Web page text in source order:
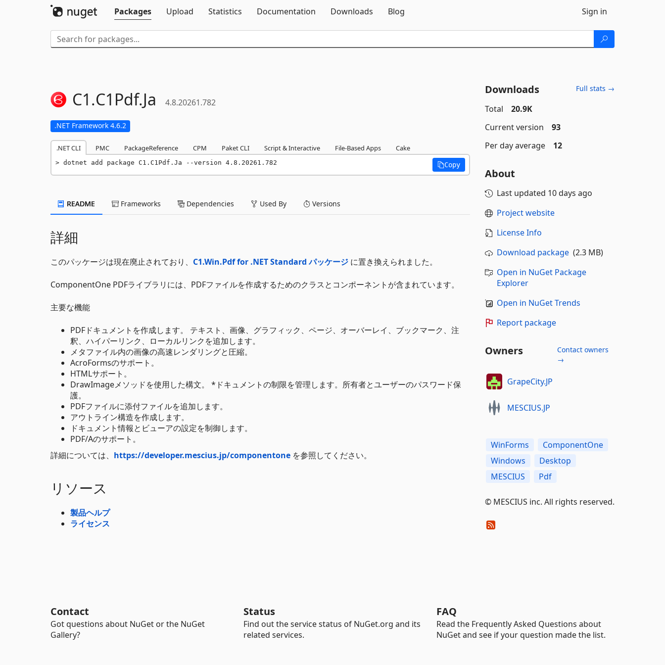
Packages
Upload Statistics Documentation Downloads Blog Sign in
C1.C1Pdf.Ja 4.8.20261.782
.NET Framework 4.6.2
.NET CLI PMC PackageReference CPM Paket CLI Script & Interactive File-Based Apps Cake
dotnet add package C1.C1Pdf.Ja --version 4.8.20261.782 Copy
README Frameworks Dependencies Used By Versions
詳細
このパッケージは現在廃止されており、 C1.Win.Pdf for .NET Standard パッケージ に置き換えられました。
ComponentOne PDFライブラリには、PDFファイルを作成するためのクラスとコンポーネントが含まれています。
主要な機能
PDFドキュメントを作成します。 テキスト、画像、グラフィック、ページ、オーバーレイ、ブックマーク、注
釈、ハイパーリンク、ローカルリンクを追加します。
メタファイル内の画像の高速レンダリングと圧縮。
AcroFormsのサポート。
HTMLサポート。
DrawImageメソッドを使用した構文。 *ドキュメントの制限を管理します。所有者とユーザーのパスワード保
護。
PDFファイルに添付ファイルを追加します。
アウトライン構造を作成します。
ドキュメント情報とビューアの設定を制御します。
PDF/Aのサポート。
詳細については、 https://developer.mescius.jp/componentone を参照してください。
リソース
製品ヘルプ
ライセンス
Downloads Full stats →
Total
20.9K
Current version
93
Per day average
12
About
Last updated 10 days ago
Project website
License Info
Download package(2.3 MB)
Open in NuGet Package
Explorer
Open in NuGet Trends
Report package
Owners
Contact owners
→
GrapeCity.JP
MESCIUS.JP
WinForms
ComponentOne
Windows
Desktop
MESCIUS
Pdf
©️ MESCIUS inc. All rights reserved.
Contact
Got questions about NuGet or the NuGet
Gallery?
Status
Find out the service status of NuGet.org and its
related services.
FAQ
Read the Frequently Asked Questions about
NuGet and see if your question made the list.